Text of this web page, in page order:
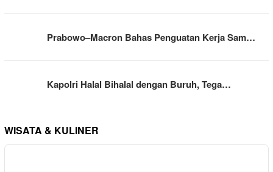
Prabowo–Macron Bahas Penguatan Kerja Sam…
Kapolri Halal Bihalal dengan Buruh, Tega…
WISATA & KULINER